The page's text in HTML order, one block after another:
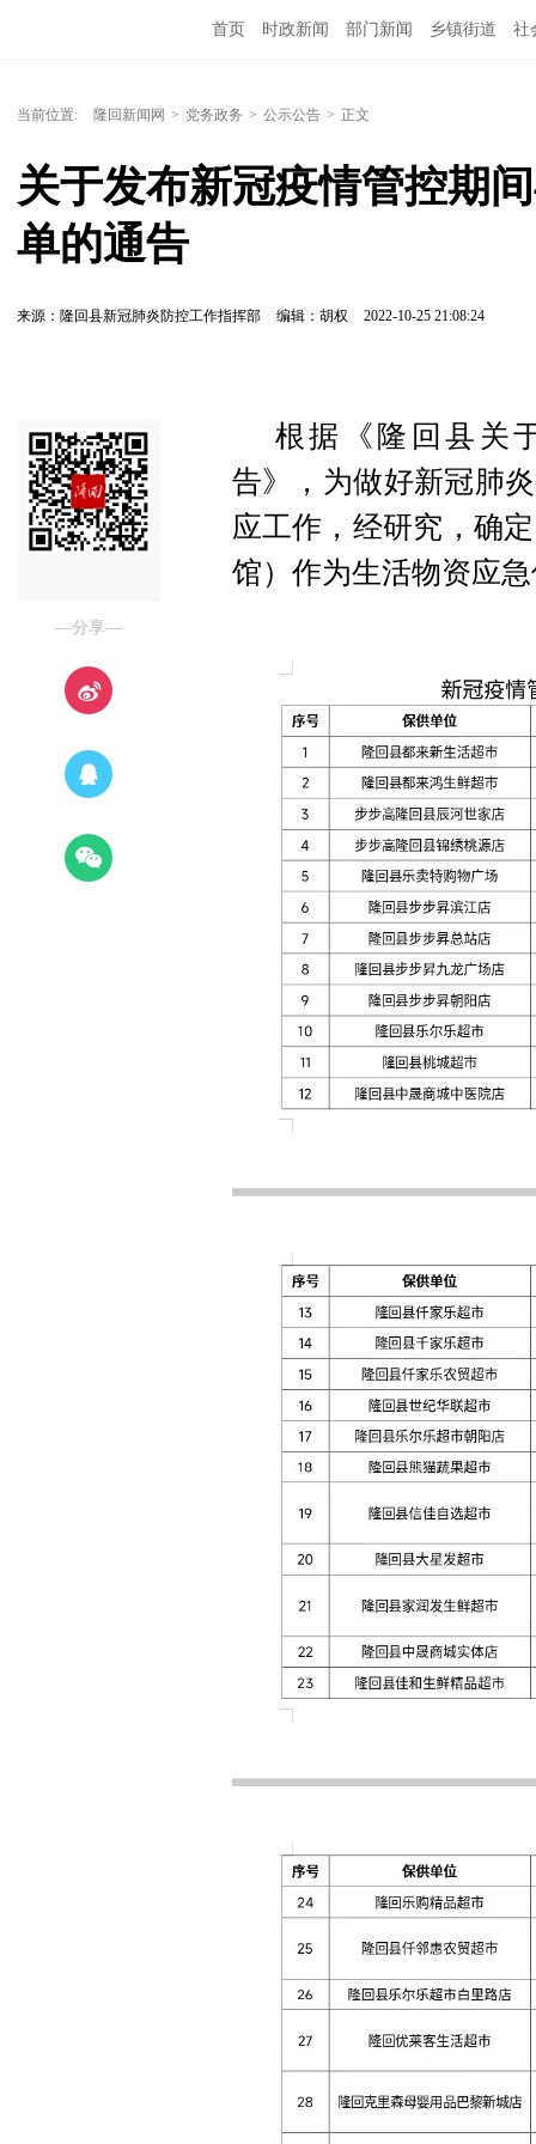
首页 时政新闻 部门新闻 乡镇街道 社
当前位置: 隆回新闻网 > 党务政务 > 公示公告 > 正文
关于发布新冠疫情管控期
单的通告
来源：隆回县新冠肺炎防控工作指挥部 编辑：胡权 2022-10-25 21:08:24
—分享—
根据《隆回县关
告》，为做好新冠肺
应工作，经研究，确
馆）作为生活物资应